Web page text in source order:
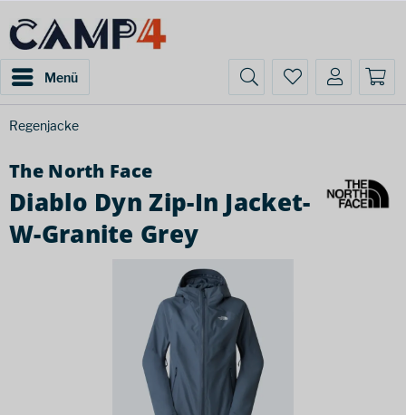
Menü
Regenjacke
The North Face
Diablo Dyn Zip-In Jacket-
W-Granite Grey